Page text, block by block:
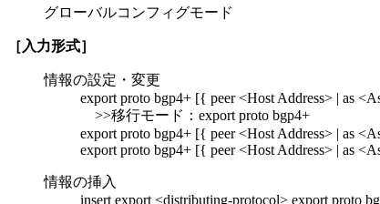
グローバルコンフィグモード
［入力形式］
情報の設定・変更
export proto bgp4+ [{ peer <Host Address> | as
>>移行モード：export proto bgp4+
export proto bgp4+ [{ peer <Host Address> | as
export proto bgp4+ [{ peer <Host Address> | as
情報の挿入
insert export <distributing-protocol> export proto